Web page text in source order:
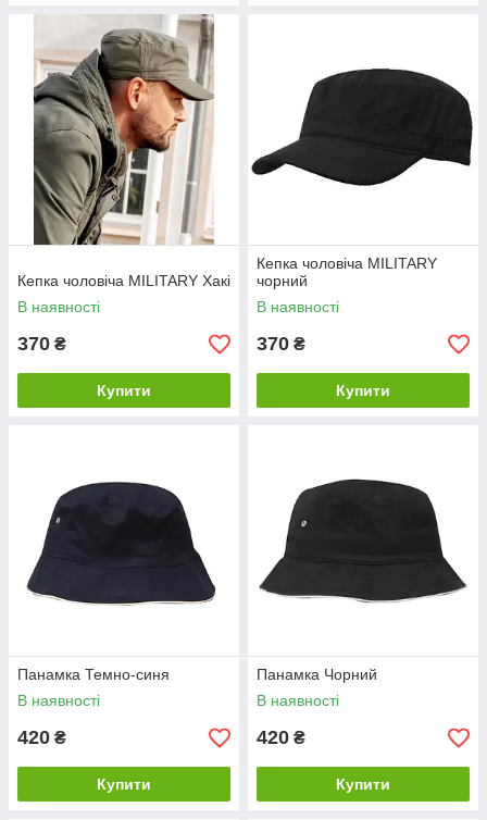
Кепка чоловіча MILITARY Хакі
В наявності
370 ₴
Купити
Кепка чоловіча MILITARY
чорний
В наявності
370 ₴
Купити
Панамка Темно-синя
В наявності
420 ₴
Купити
Панамка Чорний
В наявності
420 ₴
Купити